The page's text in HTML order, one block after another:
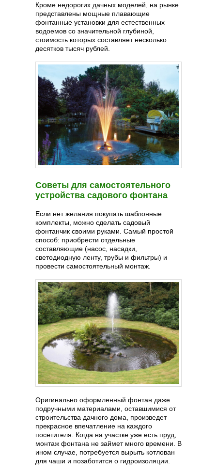
Кроме недорогих дачных моделей, на рынке
представлены мощные плавающие
фонтанные установки для естественных
водоемов со значительной глубиной,
стоимость которых составляет несколько
десятков тысяч рублей.
Советы для самостоятельного
устройства садового фонтана
Если нет желания покупать шаблонные
комплекты, можно сделать садовый
фонтанчик своими руками. Самый простой
способ: приобрести отдельные
составляющие (насос, насадки,
светодиодную ленту, трубы и фильтры) и
провести самостоятельный монтаж.
Оригинально оформленный фонтан даже
подручными материалами, оставшимися от
строительства дачного дома, произведет
прекрасное впечатление на каждого
посетителя. Когда на участке уже есть пруд,
монтаж фонтана не займет много времени. В
ином случае, потребуется вырыть котлован
для чаши и позаботится о гидроизоляции.